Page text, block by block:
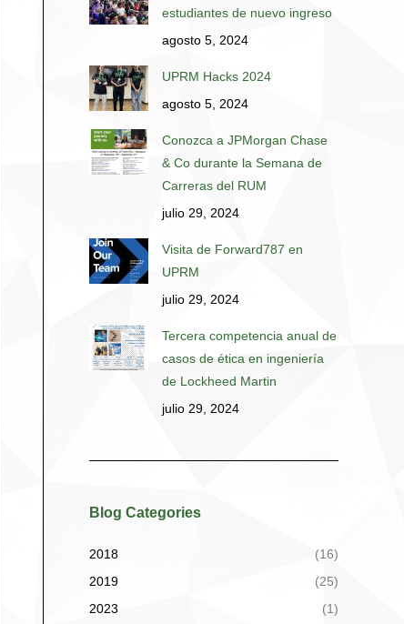
estudiantes de nuevo ingreso
agosto 5, 2024
UPRM Hacks 2024
agosto 5, 2024
Conozca a JPMorgan Chase
& Co durante la Semana de
Carreras del RUM
julio 29, 2024
Visita de Forward787 en
UPRM
julio 29, 2024
Tercera competencia anual de
casos de ética en ingeniería
de Lockheed Martin
julio 29, 2024
Blog Categories
2018
(16)
2019
(25)
2023
(1)